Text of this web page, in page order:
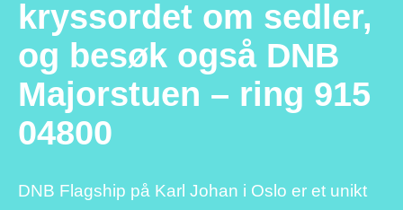
kryssordet om sedler,
og besøk også DNB
Majorstuen – ring 915
04800
DNB Flagship på Karl Johan i Oslo er et unikt